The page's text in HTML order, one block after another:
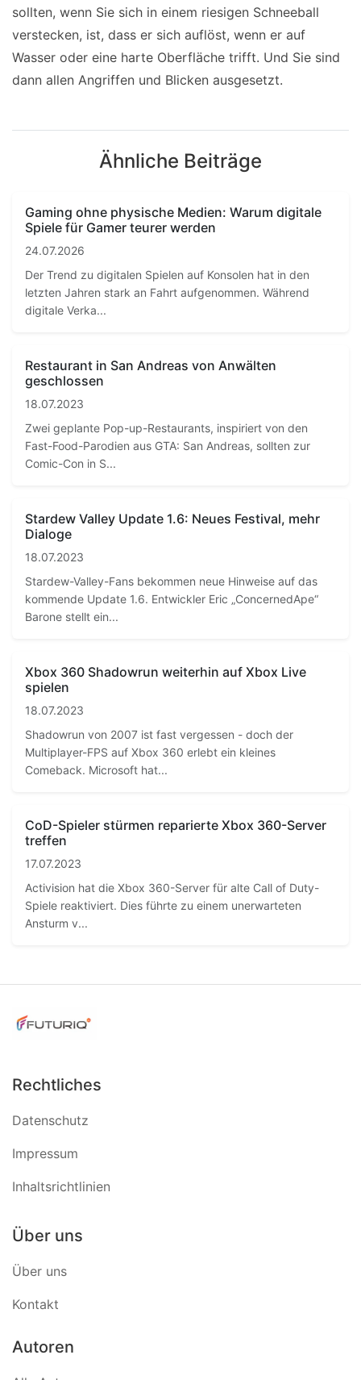
sollten, wenn Sie sich in einem riesigen Schneeball
verstecken, ist, dass er sich auflöst, wenn er auf
Wasser oder eine harte Oberfläche trifft. Und Sie sind
dann allen Angriffen und Blicken ausgesetzt.
Ähnliche Beiträge
Gaming ohne physische Medien: Warum digitale
Spiele für Gamer teurer werden
24.07.2026
Der Trend zu digitalen Spielen auf Konsolen hat in den
letzten Jahren stark an Fahrt aufgenommen. Während
digitale Verka...
Restaurant in San Andreas von Anwälten
geschlossen
18.07.2023
Zwei geplante Pop-up-Restaurants, inspiriert von den
Fast-Food-Parodien aus GTA: San Andreas, sollten zur
Comic-Con in S...
Stardew Valley Update 1.6: Neues Festival, mehr
Dialoge
18.07.2023
Stardew-Valley-Fans bekommen neue Hinweise auf das
kommende Update 1.6. Entwickler Eric „ConcernedApe“
Barone stellt ein...
Xbox 360 Shadowrun weiterhin auf Xbox Live
spielen
18.07.2023
Shadowrun von 2007 ist fast vergessen - doch der
Multiplayer-FPS auf Xbox 360 erlebt ein kleines
Comeback. Microsoft hat...
CoD-Spieler stürmen reparierte Xbox 360-Server
treffen
17.07.2023
Activision hat die Xbox 360-Server für alte Call of Duty-
Spiele reaktiviert. Dies führte zu einem unerwarteten
Ansturm v...
Rechtliches
Datenschutz
Impressum
Inhaltsrichtlinien
Über uns
Über uns
Kontakt
Autoren